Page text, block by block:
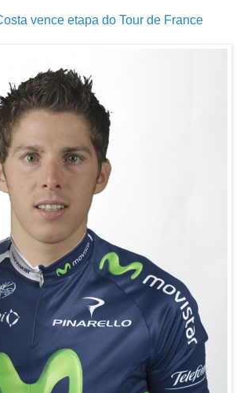
vence etapa do Tour de France